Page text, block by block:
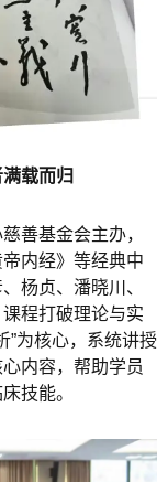
载而归
善基金会主办，
内经》等经典中
杨贞、潘晓川、
程打破理论与实
”为核心，系统讲授
内容，帮助学员
技能。